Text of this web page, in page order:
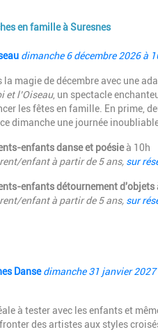
en famille à Suresnes
dimanche 6 décembre 2026 à
la magie de décembre avec une
et l’Oiseau, un spectacle
les fêtes en famille. En prime,
dimanche une journée
enfants danse et poésieà 10h
enfantà partir de 5 ans, sur
enfants détournement d'objets
enfantà partir de 5 ans, sur
Danse dimanche 31 janvier 2027
à tester avec les enfants et
des artistes aux styles